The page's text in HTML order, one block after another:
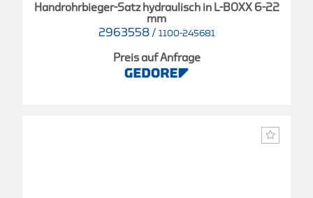
Handrohrbieger-Satz hydraulisch in L-BOXX 6-22
mm
2963558 / 1100-245681
Preis auf Anfrage